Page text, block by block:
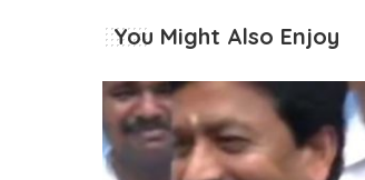
You Might Also Enjoy